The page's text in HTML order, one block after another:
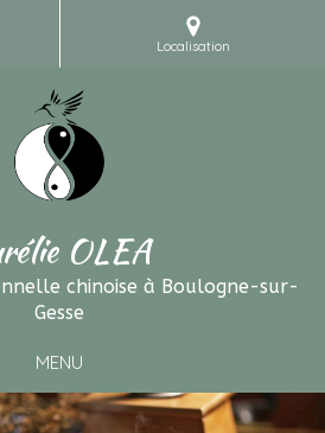
Localisation
OLEA
chinoise à Boulogne-sur-
Gesse
MENU